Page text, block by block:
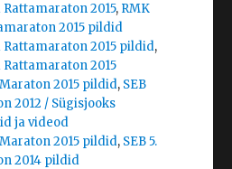
2015, RMK
2015 pildid
Rattamaraton 2015 pildid,
2015
2015 pildid, SEB
2012 / Sügisjooks
ja videod
2015 pildid, SEB 5.
2014 pildid